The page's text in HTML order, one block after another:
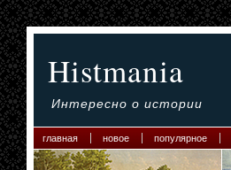
Histmania
Интересно о истории
главная новое популярное